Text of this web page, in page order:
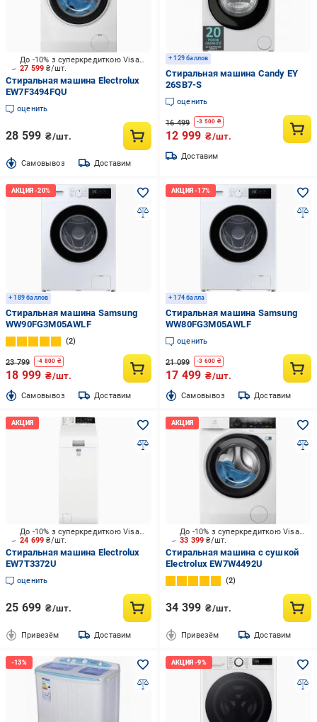
27 599₴/шт.
До -10% з суперкредиткою Visa Вигода
Стиральная машина Electrolux
EW7F3494FQU
оценить
28 599 ₴/шт.
Cамовывоз Доставим
+ 129 баллов
Стиральная машина Candy EY
26SB7-S
оценить
16 499 -3 500 ₴
12 999 ₴/шт.
Доставим
+ 189 баллов
Стиральная машина Samsung
WW90FG3M05AWLF
2
23 799 -4 800 ₴
18 999 ₴/шт.
Cамовывоз Доставим
+ 174 балла
Стиральная машина Samsung
WW80FG3M05AWLF
оценить
21 099 -3 600 ₴
17 499 ₴/шт.
Cамовывоз Доставим
24 699₴/шт.
До -10% з суперкредиткою Visa Вигода
Стиральная машина Electrolux
EW7T3372U
оценить
25 699 ₴/шт.
Привезём Доставим
33 399₴/шт.
До -10% з суперкредиткою Visa Вигода
Стиральная машина с сушкой
Electrolux EW7W4492U
2
34 399 ₴/шт.
Привезём Доставим